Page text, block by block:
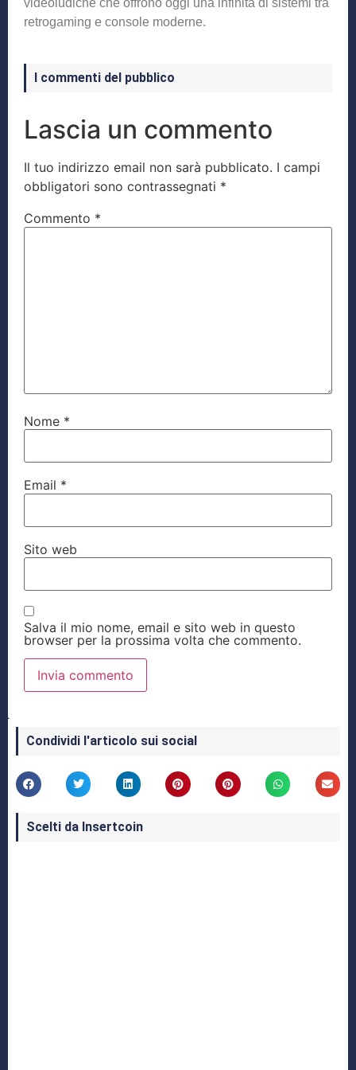
videoludiche che offrono oggi una infinità di sistemi tra
retrogaming e console moderne.
I commenti del pubblico
Lascia un commento
Il tuo indirizzo email non sarà pubblicato. I campi
obbligatori sono contrassegnati *
Commento *
Nome *
Email *
Sito web
Salva il mio nome, email e sito web in questo
browser per la prossima volta che commento.
Condividi l'articolo sui social
Scelti da Insertcoin